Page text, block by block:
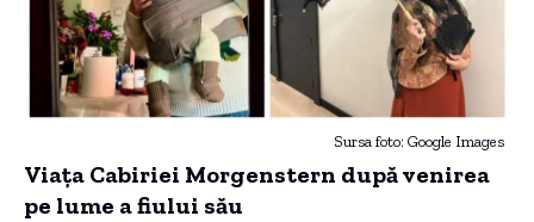
Sursa foto: Google Images
Viața Cabiriei Morgenstern după venirea
pe lume a fiului său